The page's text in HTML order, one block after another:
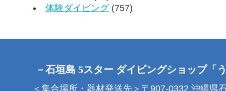
体験ダイビング(757)
－石垣島 5スター ダイビングショップ「
＜集合場所・器材発送先＞〒907-0332 沖縄県